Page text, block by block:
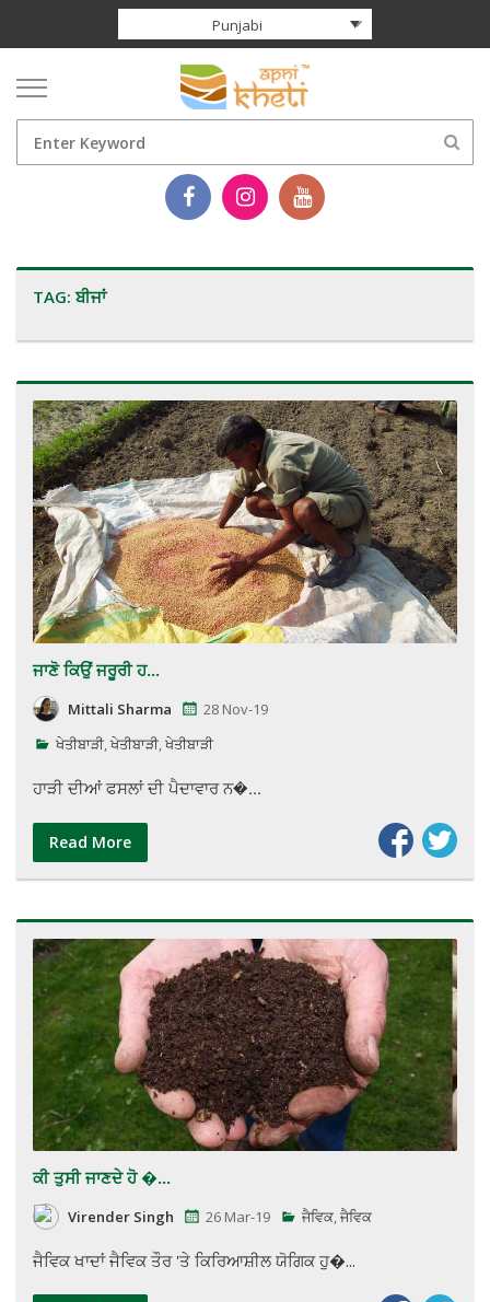
Punjabi
TAG:ਬੀਜਾਂ
ਜਾਣੋ ਕਿਉਂ ਜਰੂਰੀ ਹ...
Mittali Sharma
28 Nov-19
ਖੇਤੀਬਾੜੀ,ਖੇਤੀਬਾੜੀ,ਖੇਤੀਬਾੜੀ
ਹਾੜੀ ਦੀਆਂ ਫਸਲਾਂ ਦੀ ਪੈਦਾਵਾਰ ਨ�...
Read More
ਕੀ ਤੁਸੀ ਜਾਣਦੇ ਹੋ �...
Virender Singh 26 Mar-19 ਜੈਵਿਕ,ਜੈਵਿਕ
ਜੈਵਿਕ ਖਾਦਾਂ ਜੈਵਿਕ ਤੌਰ 'ਤੇ ਕਿਰਿਆਸ਼ੀਲ ਯੋਗਿਕ ਹੁ�...